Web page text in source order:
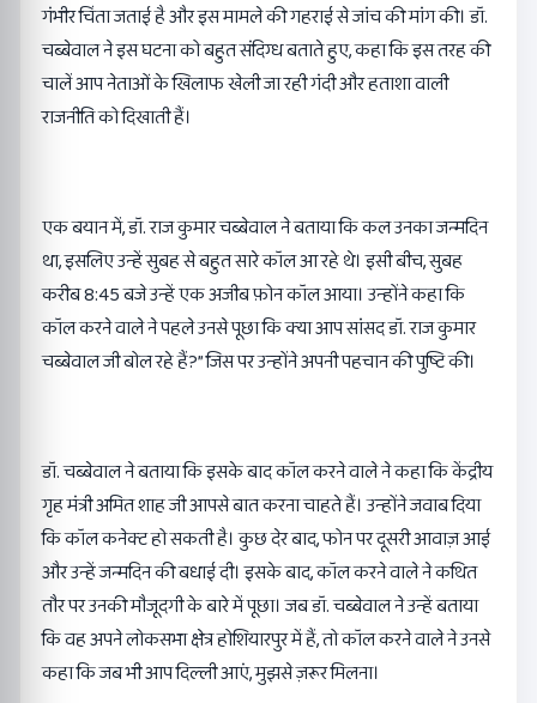
गंभीर चिंता जताई है और इस मामले की गहराई से जांच की मांग की। डॉ.
चब्बेवाल ने इस घटना को बहुत संदिग्ध बताते हुए, कहा कि इस तरह की
चालें आप नेताओं के खिलाफ खेली जा रही गंदी और हताशा वाली
राजनीति को दिखाती हैं।
एक बयान में, डॉ. राज कुमार चब्बेवाल ने बताया कि कल उनका जन्मदिन
था, इसलिए उन्हें सुबह से बहुत सारे कॉल आ रहे थे। इसी बीच, सुबह
करीब 8:45 बजे उन्हें एक अजीब फ़ोन कॉल आया। उन्होंने कहा कि
कॉल करने वाले ने पहले उनसे पूछा कि क्या आप सांसद डॉ. राज कुमार
चब्बेवाल जी बोल रहे हैं?” जिस पर उन्होंने अपनी पहचान की पुष्टि की।
डॉ. चब्बेवाल ने बताया कि इसके बाद कॉल करने वाले ने कहा कि केंद्रीय
गृह मंत्री अमित शाह जी आपसे बात करना चाहते हैं। उन्होंने जवाब दिया
कि कॉल कनेक्ट हो सकती है। कुछ देर बाद, फोन पर दूसरी आवाज़ आई
और उन्हें जन्मदिन की बधाई दी। इसके बाद, कॉल करने वाले ने कथित
तौर पर उनकी मौजूदगी के बारे में पूछा। जब डॉ. चब्बेवाल ने उन्हें बताया
कि वह अपने लोकसभा क्षेत्र होशियारपुर में हैं, तो कॉल करने वाले ने उनसे
कहा कि जब भी आप दिल्ली आएं, मुझसे ज़रूर मिलना।